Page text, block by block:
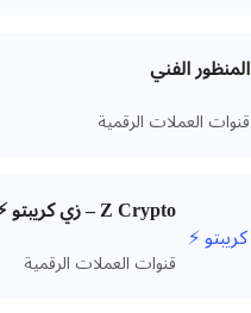
المنظور الفني
قنوات العملات الرقمية
Z Crypto – زي كريبتو ⚡️
قنوات العملات الرقمية